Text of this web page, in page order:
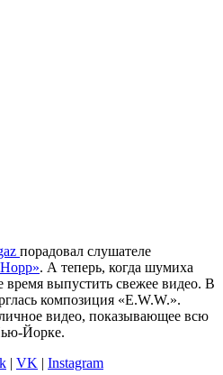
порадовал слушателе
. А теперь, когда шумиха
время выпустить свежее видео. В
композиция «E.W.W.».
видео, показывающее всю
Йорке.
| VK | Instagram